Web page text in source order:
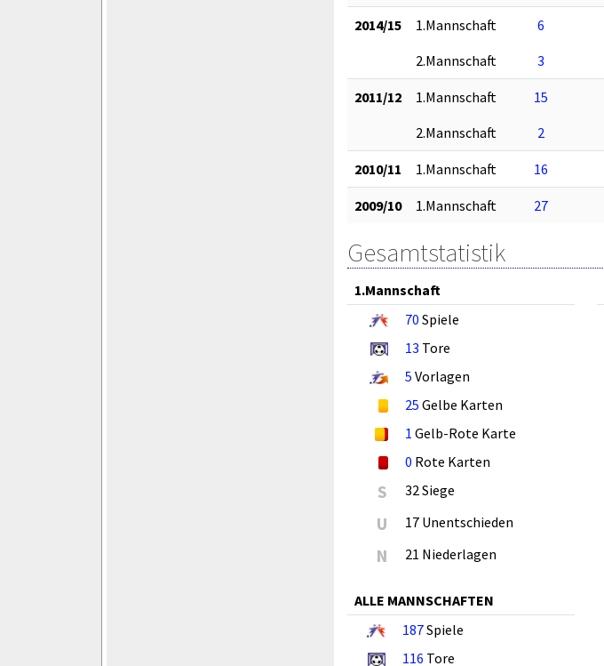
2014/15 1.Mannschaft 6
2.Mannschaft
3
2011/12 1.Mannschaft 15
2.Mannschaft
2
2010/11 1.Mannschaft 16
2009/10 1.Mannschaft 27
Gesamtstatistik
1.Mannschaft
70 Spiele
13 Tore
5 Vorlagen
25 Gelbe Karten
1 Gelb-Rote Karte
0 Rote Karten
S 32 Siege
U 17 Unentschieden
N 21 Niederlagen
ALLE MANNSCHAFTEN
187Spiele
116 Tore